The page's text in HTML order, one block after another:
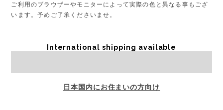
ご利用のブラウザーやモニターによって実際の色と異なる事もござ
います。予めご了承くださいませ。
International shipping available
日本国内にお住まいの方向け